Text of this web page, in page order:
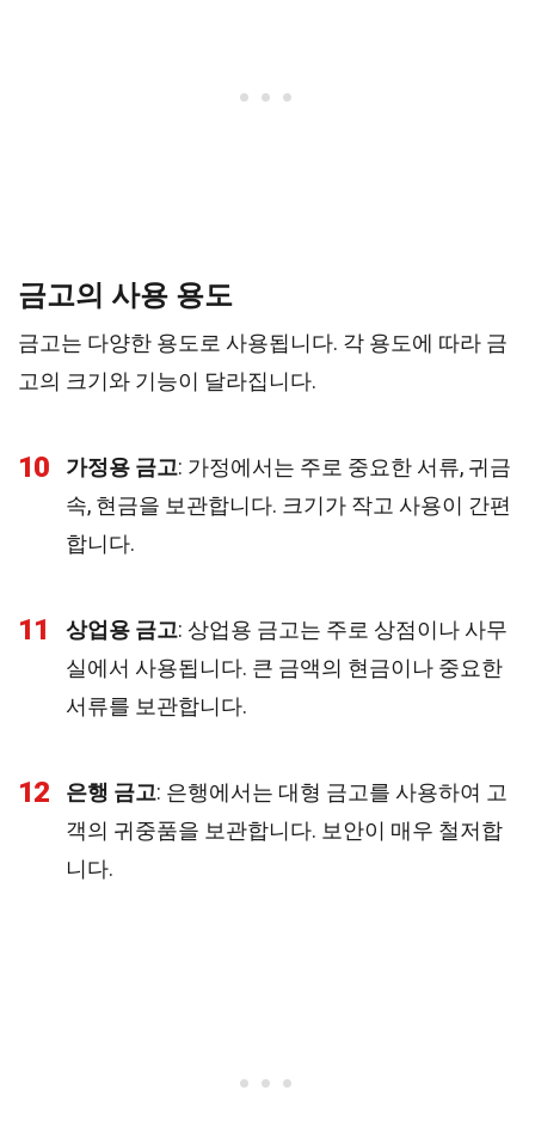
금고의 사용 용도
금고는 다양한 용도로 사용됩니다. 각 용도에 따라 금
고의 크기와 기능이 달라집니다.
10 가정용 금고: 가정에서는 주로 중요한 서류, 귀금
속, 현금을 보관합니다. 크기가 작고 사용이 간편
합니다.
11 상업용 금고: 상업용 금고는 주로 상점이나 사무
실에서 사용됩니다. 큰 금액의 현금이나 중요한
서류를 보관합니다.
12 은행 금고: 은행에서는 대형 금고를 사용하여 고
객의 귀중품을 보관합니다. 보안이 매우 철저합
니다.